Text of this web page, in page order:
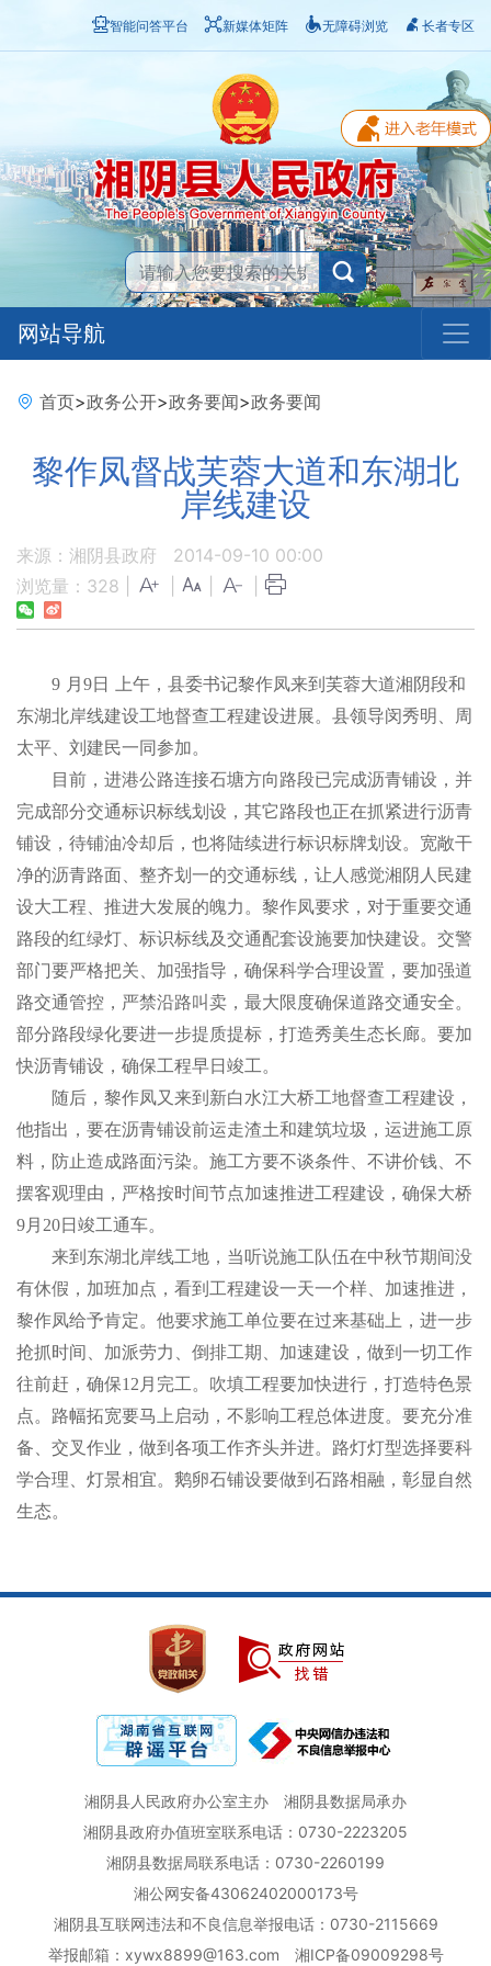
智能问答平台 新媒体矩阵 无障碍浏览 长者专区
网站导航
首页>政务公开>政务要闻>政务要闻
黎作凤督战芙蓉大道和东湖北
岸线建设
来源：湘阴县政府
2014-09-10 00:00
浏览量： 328
9 月 9日
上午，县委书记黎作凤来到芙蓉大道湘阴段和
东湖北岸线建设工地督查工程建设进展。县领导闵秀明、周
太平、刘建民一同参加。
目前，进港公路连接石塘方向路段已完成沥青铺设，并
完成部分交通标识标线划设，其它路段也正在抓紧进行沥青
铺设，待铺油冷却后，也将陆续进行标识标牌划设。宽敞干
净的沥青路面、整齐划一的交通标线，让人感觉湘阴人民建
设大工程、推进大发展的魄力。黎作凤要求，对于重要交通
路段的红绿灯、标识标线及交通配套设施要加快建设。交警
部门要严格把关、加强指导，确保科学合理设置，要加强道
路交通管控，严禁沿路叫卖，最大限度确保道路交通安全。
部分路段绿化要进一步提质提标，打造秀美生态长廊。要加
快沥青铺设，确保工程早日竣工。
随后，黎作凤又来到新白水江大桥工地督查工程建设，
他指出，要在沥青铺设前运走渣土和建筑垃圾，运进施工原
料，防止造成路面污染。施工方要不谈条件、不讲价钱、不
摆客观理由，严格按时间节点加速推进工程建设，确保大桥
9月 20日竣工通车。
来到东湖北岸线工地，当听说施工队伍在中秋节期间没
有休假，加班加点，看到工程建设一天一个样、加速推进，
黎作凤给予肯定。他要求施工单位要在过来基础上，进一步
抢抓时间、加派劳力、倒排工期、加速建设，做到一切工作
往前赶，确保12 月完工。吹填工程要加快进行，打造特色景
点。路幅拓宽要马上启动，不影响工程总体进度。要充分准
备、交叉作业，做到各项工作齐头并进。路灯灯型选择要科
学合理、灯景相宜。鹅卵石铺设要做到石路相融，彰显自然
生态。
湘阴县人民政府办公室主办
湘阴县数据局承办
湘阴县政府办值班室联系电话：0730-2223205
湘阴县数据局联系电话：0730-2260199
湘公网安备43062402000173号
湘阴县互联网违法和不良信息举报电话：0730-2115669
举报邮箱：xywx8899@163.com
湘ICP备09009298号